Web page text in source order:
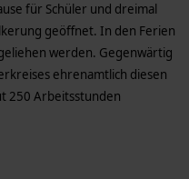
für Schüler und dreimal
geöffnet. In den Ferien
werden. Gegenwärtig
ehrenamtlich diesen
250 Arbeitsstunden